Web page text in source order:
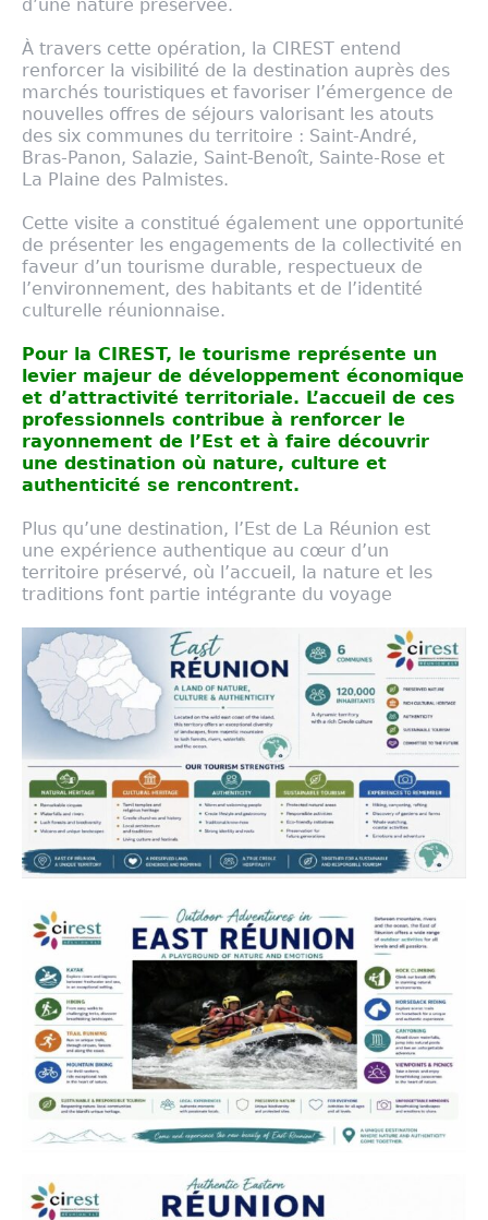
d’une nature préservée.
À travers cette opération, la CIREST entend
renforcer la visibilité de la destination auprès des
marchés touristiques et favoriser l’émergence de
nouvelles offres de séjours valorisant les atouts
des six communes du territoire : Saint-André,
Bras-Panon, Salazie, Saint-Benoît, Sainte-Rose et
La Plaine des Palmistes.
Cette visite a constitué également une opportunité
de présenter les engagements de la collectivité en
faveur d’un tourisme durable, respectueux de
l’environnement, des habitants et de l’identité
culturelle réunionnaise.
Pour la CIREST, le tourisme représente un
levier majeur de développement économique
et d’attractivité territoriale. L’accueil de ces
professionnels contribue à renforcer le
rayonnement de l’Est et à faire découvrir
une destination où nature, culture et
authenticité se rencontrent.
Plus qu’une destination, l’Est de La Réunion est
une expérience authentique au cœur d’un
territoire préservé, où l’accueil, la nature et les
traditions font partie intégrante du voyage